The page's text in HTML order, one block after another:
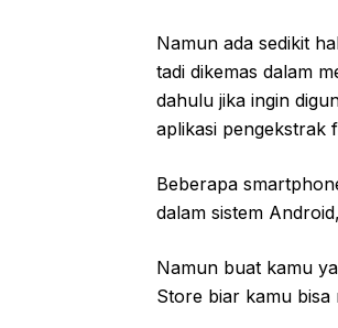
Namun ada sedikit
tadi dikemas dalam
dahulu jika ingin
aplikasi pengekstrak
Beberapa
dalam sistem
Namun buat kamu
Store biar kamu bisa